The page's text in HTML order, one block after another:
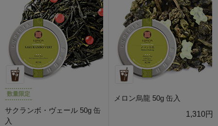
数量限定
サクランボ・ヴェール 50g 缶
入
メロン烏龍 50g 缶入
1,310円